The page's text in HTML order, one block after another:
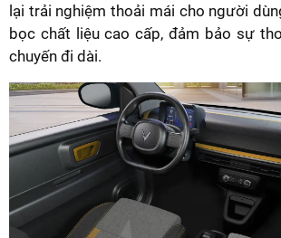
lại trải nghiệm thoải mái cho người
bọc chất liệu cao cấp, đảm bảo sự
chuyến đi dài.